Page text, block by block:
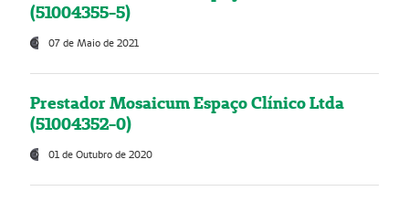
(51004355-5)
07 de Maio de 2021
Prestador Mosaicum Espaço Clínico Ltda
(51004352-0)
01 de Outubro de 2020